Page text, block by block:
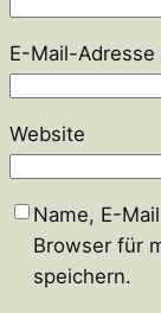
E-Mail-Adresse
Website
Name, E-
Browser für
speichern.